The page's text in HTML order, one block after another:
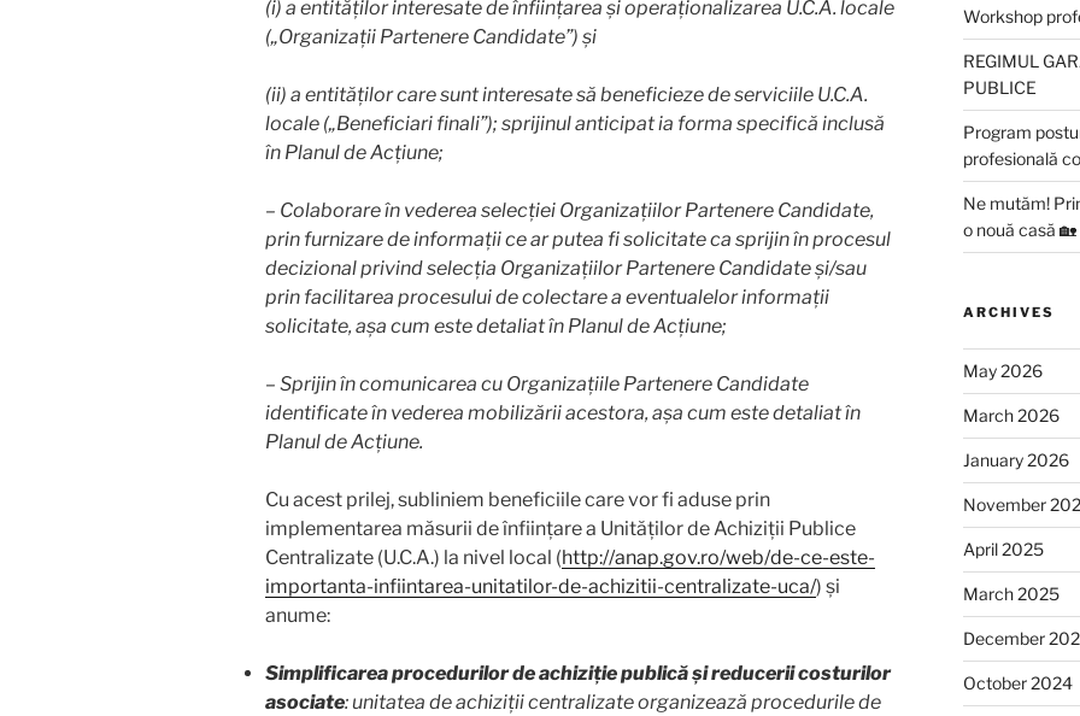
(i) a entităților interesate de înființarea și operaționalizarea U.C.A. locale
(„Organizații Partenere Candidate”) și
(ii) a entităților care sunt interesate să beneficieze de serviciile U.C.A.
locale („Beneficiari finali”); sprijinul anticipat ia forma specifică inclusă
în Planul de Acțiune;
– Colaborare în vederea selecției Organizațiilor Partenere Candidate,
prin furnizare de informații ce ar putea fi solicitate ca sprijin în procesul
decizional privind selecția Organizațiilor Partenere Candidate și/sau
prin facilitarea procesului de colectare a eventualelor informații
solicitate, așa cum este detaliatîn Planul de Acțiune;
– Sprijin în comunicarea cu Organizațiile Partenere Candidate
identificate în vederea mobilizării acestora, așa cum este detaliat în
Planul de Acțiune.
Cu acest prilej, subliniem beneficiile care vor fi aduse prin
implementarea măsurii de înființare a Unităților de Achiziții Publice
Centralizate (U.C.A.) la nivel local (http://anap.gov.ro/web/de-ce-este-
importanta-infiintarea-unitatilor-de-achizitii-centralizate-uca/) și
anume:
Simplificarea procedurilor de achiziție publică și reducerii costurilor
asociate: unitatea de achiziții centralizate organizează procedurile de
Workshop
REGIMUL
PUBLICE
Program
profesională
Ne mutăm!
o nouă casă 🏡
ARCHIVES
May 2026
March 2026
January 2026
November
April 2025
March 2025
December
October 2024